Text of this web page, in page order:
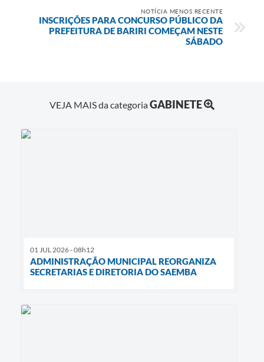
NOTÍCIA MENOS RECENTE
INSCRIÇÕES PARA CONCURSO PÚBLICO DA
PREFEITURA DE BARIRI COMEÇAM NESTE
SÁBADO
VEJA MAIS da categoriaGABINETE
01 JUL 2026 - 08h12
ADMINISTRAÇÃO MUNICIPAL REORGANIZA
SECRETARIAS E DIRETORIA DO SAEMBA